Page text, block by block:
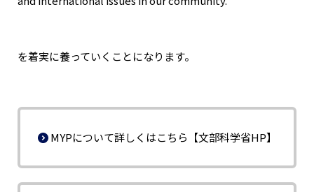
を着実に養っていくことになります。
MYPについて詳しくはこちら【文部科学省HP】